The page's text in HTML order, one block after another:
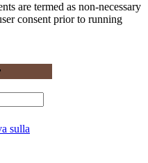
are termed as non-necessary
consent prior to running
sulla